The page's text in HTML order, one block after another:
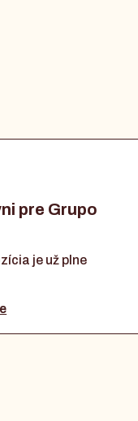
pre Grupo
je už plne